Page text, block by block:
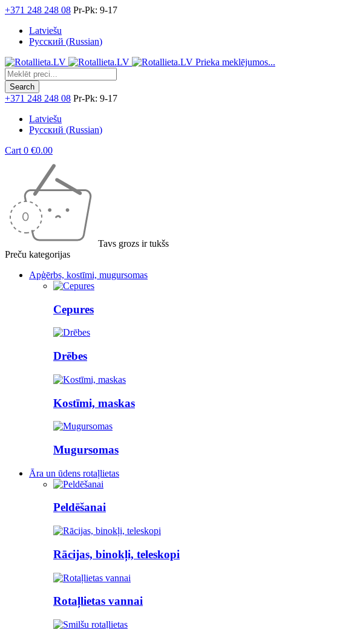
+371 248 248 08 Pr-Pk: 9-17
Latviešu
Русский (Russian)
Prieka meklējumos...
+371 248 248 08 Pr-Pk: 9-17
Latviešu
Русский (Russian)
Cart 0 €0.00
Tavs grozs ir tukšs
Preču kategorijas
Apģērbs, kostīmi, mugursomas
Cepures
Drēbes
Kostīmi, maskas
Mugursomas
Āra un ūdens rotaļlietas
Peldēšanai
Rācijas, binokļi, teleskopi
Rotaļlietas vannai